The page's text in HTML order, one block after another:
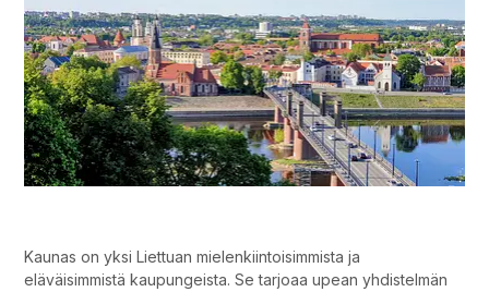
Kaunas on yksi Liettuan mielenkiintoisimmista ja
eläväisimmistä kaupungeista. Se tarjoaa upean yhdistelmän